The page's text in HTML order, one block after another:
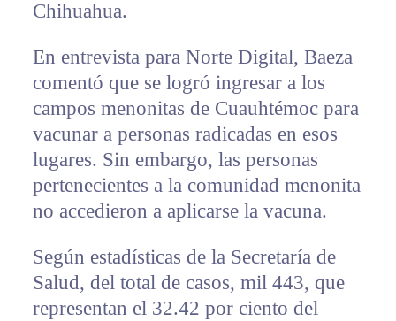
Chihuahua.
En entrevista para Norte Digital, Baeza
comentó que se logró ingresar a los
campos menonitas de Cuauhtémoc para
vacunar a personas radicadas en esos
lugares. Sin embargo, las personas
pertenecientes a la comunidad menonita
no accedieron a aplicarse la vacuna.
Según estadísticas de la Secretaría de
Salud, del total de casos, mil 443, que
representan el 32.42 por ciento del